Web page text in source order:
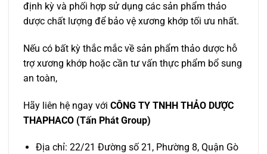
định kỳ và phối hợp sử dụng các sản phẩm thảo
dược chất lượng để bảo vệ xương khớp tối ưu nhất.
Nếu có bất kỳ thắc mắc về sản phẩm thảo dược hỗ
trợ xương khớp hoặc cần tư vấn thực phẩm bổ sung
an toàn,
Hãy liên hệ ngay với CÔNG TY TNHH THẢO DƯỢC
THAPHACO (Tấn Phát Group)
Địa chỉ: 22/21 Đường số 21, Phường 8, Quận Gò